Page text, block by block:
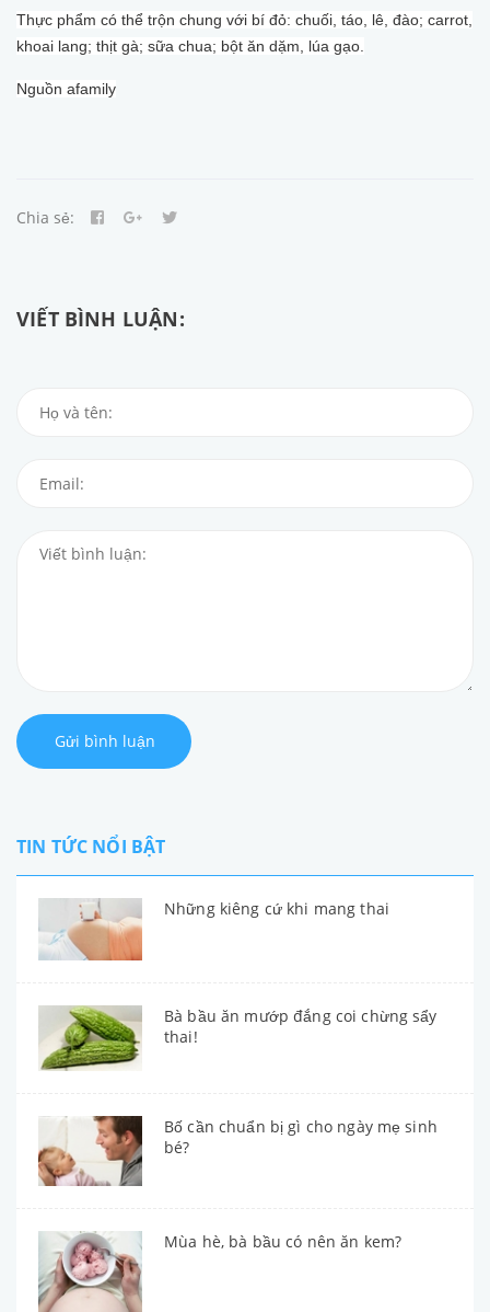
Thực phẩm có thể trộn chung với bí đỏ: chuối, táo, lê, đào; carrot,
khoai lang; thịt gà; sữa chua; bột ăn dặm, lúa gạo.
Nguồn afamily
Chia sẻ:
VIẾT BÌNH LUẬN:
Gửi bình luận
TIN TỨC NỔI BẬT
Những kiêng cứ khi mang thai
Bà bầu ăn mướp đắng coi chừng sẩy
thai!
Bố cần chuẩn bị gì cho ngày mẹ sinh
bé?
Mùa hè, bà bầu có nên ăn kem?